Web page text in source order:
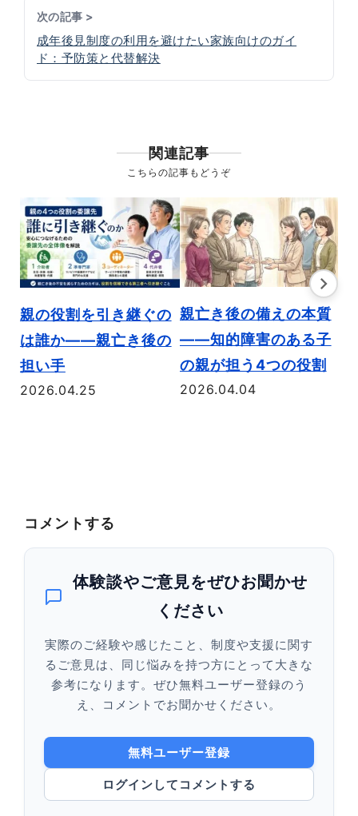
次の記事 >
成年後見制度の利用を避けたい家族向けのガイ
ド：予防策と代替解決
関連記事
こちらの記事もどうぞ
親の役割を引き継ぐの
は誰か――親亡き後の
担い手
2026.04.25
親亡き後の備えの本質
——知的障害のある子
の親が担う4つの役割
2026.04.04
コメントする
体験談やご意見をぜひお聞かせ
ください
実際のご経験や感じたこと、制度や支援に関す
るご意見は、同じ悩みを持つ方にとって大きな
参考になります。ぜひ無料ユーザー登録のう
え、コメントでお聞かせください。
無料ユーザー登録
ログインしてコメントする